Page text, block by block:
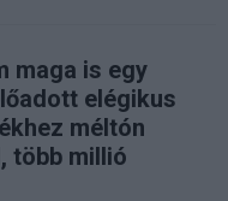
maga is egy
elégikus
méltón
több millió